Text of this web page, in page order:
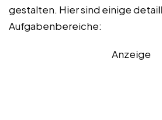
gestalten. Hier sind einige
Aufgabenbereiche:
Anzeige